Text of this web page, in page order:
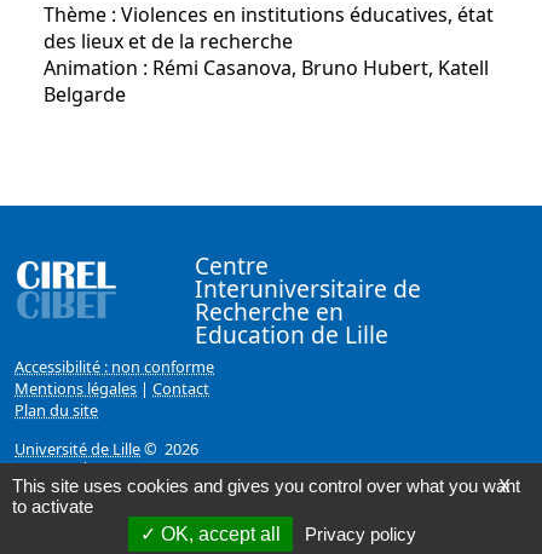
Thème : Violences en institutions éducatives, état
des lieux et de la recherche
Animation : Rémi Casanova, Bruno Hubert, Katell
Belgarde
Centre
Interuniversitaire de
Recherche en
Education de Lille
Accessibilité : non conforme
Mentions légales | Contact
Plan du site
Université de Lille© 2026
Page mise à jour le 07/02/2018 (13:06)
X
This site uses cookies and gives you control over what you want
to activate
OK, accept all
Privacy policy